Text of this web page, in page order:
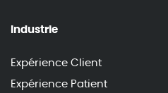
Industrie
Expérience Client
Expérience Patient